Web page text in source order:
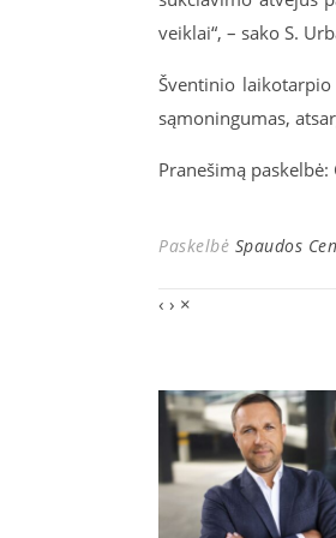
veiklai“, – sako S.
Šventinio
sąmoningumas,
Pranešimą paskelbė:
Paskelbė Spaudos
‹ › ×